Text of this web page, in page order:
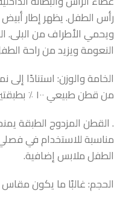
رأس الطفل. يظهر إطار أبيض
ويحمي الأطراف من البلى.
النعومة ويزيد من راحة
من قطن طبيعي ١٠٠ ٪ بطبقتين
. القطن المزدوج الطبقة
مناسبة للاستخدام في فصلي
الطفل ملابس إضافية.
الحجم: غالبًا ما يكون مقاس هذا